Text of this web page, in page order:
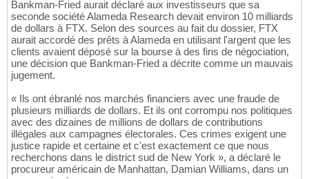
Bankman-Fried aurait déclaré aux investisseurs que sa
seconde société Alameda Research devait environ 10 milliards
de dollars à FTX. Selon des sources au fait du dossier, FTX
aurait accordé des prêts à Alameda en utilisant l'argent que les
clients avaient déposé sur la bourse à des fins de négociation,
une décision que Bankman-Fried a décrite comme un mauvais
jugement.
« Ils ont ébranlé nos marchés financiers avec une fraude de
plusieurs milliards de dollars. Et ils ont corrompu nos politiques
avec des dizaines de millions de dollars de contributions
illégales aux campagnes électorales. Ces crimes exigent une
justice rapide et certaine et c'est exactement ce que nous
recherchons dans le district sud de New York », a déclaré le
procureur américain de Manhattan, Damian Williams, dans un